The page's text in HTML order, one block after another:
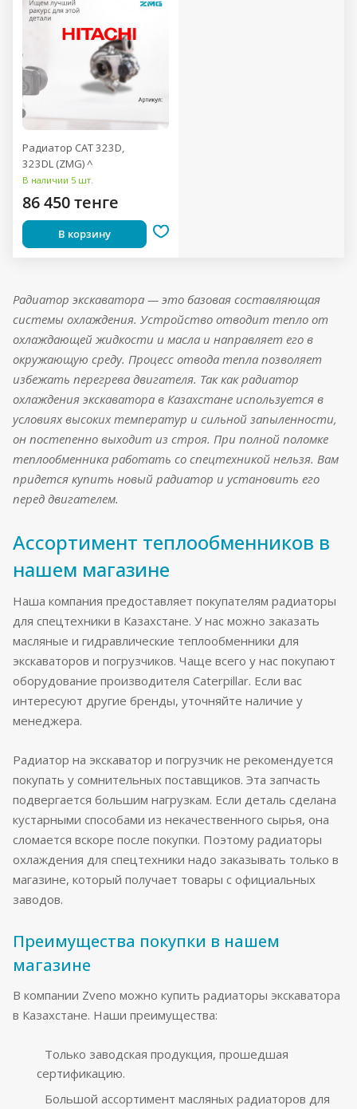
Радиатор CAT 323D,
323DL (ZMG) ^
В наличии 5 шт.
86 450 тенге
В корзину
Радиатор экскаватора — это базовая составляющая
системы охлаждения. Устройство отводит тепло от
охлаждающей жидкости и масла и направляет его в
окружающую среду. Процесс отвода тепла позволяет
избежать перегрева двигателя. Так как радиатор
охлаждения экскаватора в Казахстане используется в
условиях высоких температур и сильной запыленности,
он постепенно выходит из строя. При полной поломке
теплообменника работать со спецтехникой нельзя. Вам
придется купить новый радиатор и установить его
перед двигателем.
Ассортимент теплообменников в
нашем магазине
Наша компания предоставляет покупателям радиаторы
для спецтехники в Казахстане. У нас можно заказать
масляные и гидравлические теплообменники для
экскаваторов и погрузчиков. Чаще всего у нас покупают
оборудование производителя Caterpillar. Если вас
интересуют другие бренды, уточняйте наличие у
менеджера.
Радиатор на экскаватор и погрузчик не рекомендуется
покупать у сомнительных поставщиков. Эта запчасть
подвергается большим нагрузкам. Если деталь сделана
кустарными способами из некачественного сырья, она
сломается вскоре после покупки. Поэтому радиаторы
охлаждения для спецтехники надо заказывать только в
магазине, который получает товары с официальных
заводов.
Преимущества покупки в нашем
магазине
В компании Zveno можно купить радиаторы экскаватора
в Казахстане. Наши преимущества:
Только заводская продукция, прошедшая
сертификацию.
Большой ассортимент масляных радиаторов для